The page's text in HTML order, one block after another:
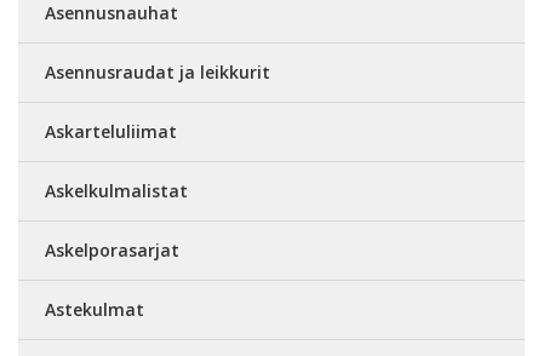
Asennusnauhat
Asennusraudat ja leikkurit
Askarteluliimat
Askelkulmalistat
Askelporasarjat
Astekulmat